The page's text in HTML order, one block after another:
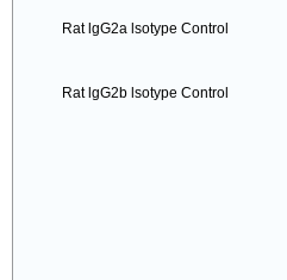
Rat lgG2a lsotype Control
Rat lgG2b lsotype Control